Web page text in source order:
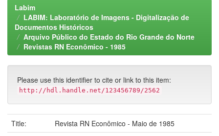
Labim
LABIM: Laboratório de Imagens - Digitalização de
Documentos Históricos
Arquivo Público do Estado do Rio Grande do Norte
Revistas RN Econômico - 1985
Please use this identifier to cite or link to this item:
http://hdl.handle.net/123456789/2562
Title:
Revista RN Econômico - Maio de 1985